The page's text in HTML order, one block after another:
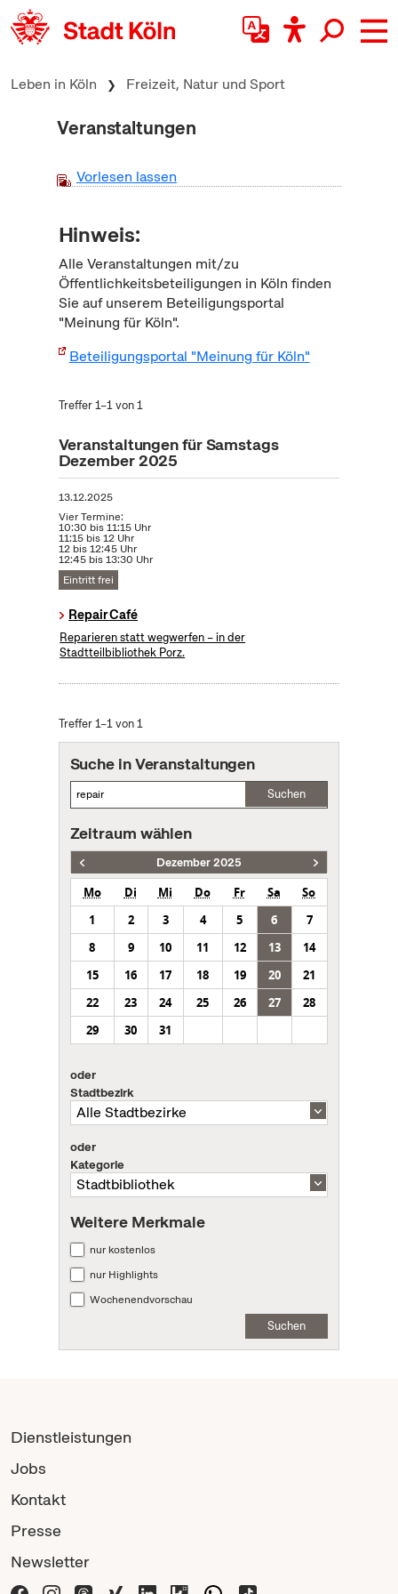
zum Inhalt springen
Leben in Köln Freizeit, Natur und Sport
Veranstaltungen
Vorlesen lassen
Hinweis:
Alle Veranstaltungen mit/zu
Öffentlichkeitsbeteiligungen in Köln finden
Sie auf unserem Beteiligungsportal
"Meinung für Köln".
Beteiligungsportal "Meinung für Köln"
Treffer 1–1 von 1
Veranstaltungen für Samstags
Dezember 2025
13.12.2025
Vier Termine:
10:30 bis 11:15 Uhr
11:15 bis 12 Uhr
12 bis 12:45 Uhr
12:45 bis 13:30 Uhr
Eintritt frei
Repair Café
Reparieren statt wegwerfen – in der
Stadtteilbibliothek Porz.
Treffer 1–1 von 1
Suche in Veranstaltungen
Suchen
Zeitraum wählen
Dezember 2025
Mo Di Mi Do Fr Sa
So
1
2 3 4 5 6
7
8
9 10 11 12 13
14
15
16 17 18 19 20
21
22
23 24 25 26 27
28
29
30 31
oder
Stadtbezirk
oder
Kategorie
Weitere Merkmale
nur kostenlos
nur Highlights
Wochenendvorschau
Suchen
Dienstleistungen
Jobs
Kontakt
Presse
Newsletter